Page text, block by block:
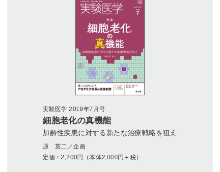
実験医学 2019年7月号
細胞老化の真機能
加齢性疾患に対する新たな治療戦略を狙え
原 英二／企画
定価：2,200円（本体2,000円＋税）